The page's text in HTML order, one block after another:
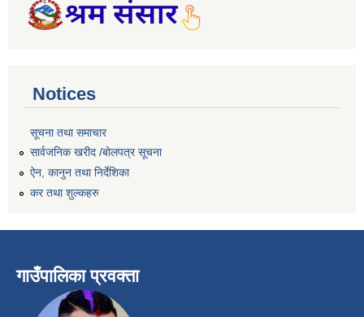
Notices
सूचना तथा समाचार
सार्वजनिक खरीद /बोलपत्र सूचना
ऐन, कानुन तथा निर्देशिका
कर तथा शुल्कहरु
गाउँपालिका प्रवक्ता